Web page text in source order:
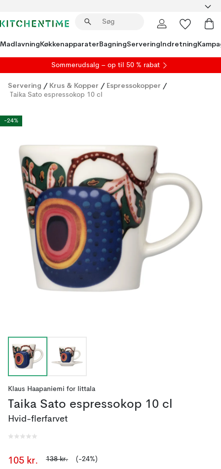
MadlavningKøkkenapparaterBagningServeringIndretning
Sommerudsalg – op til 50 % rabat
Servering / Krus & Kopper / Espressokopper /
Taika Sato espressokop 10 cl
-24%
Klaus Haapaniemi for Iittala
Taika Sato espressokop 10 cl
Hvid-flerfarvet
105 kr. 138 kr. (-24%)